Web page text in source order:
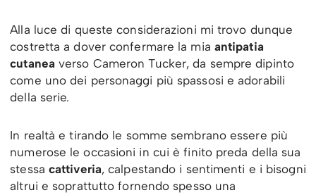
Alla luce di queste considerazioni mi trovo dunque
costretta a dover confermare la mia antipatia
cutanea verso Cameron Tucker, da sempre dipinto
come uno dei personaggi più spassosi e adorabili
della serie.
In realtà e tirando le somme sembrano essere più
numerose le occasioni in cui è finito preda della sua
stessa cattiveria, calpestando i sentimenti e i bisogni
altrui e soprattutto fornendo spesso una